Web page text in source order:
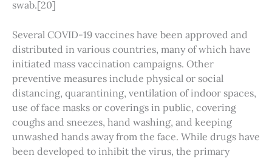
swab.[20]
Several COVID-19 vaccines have been approved and
distributed in various countries, many of which have
initiated mass vaccination campaigns. Other
preventive measures include physical or social
distancing, quarantining, ventilation of indoor spaces,
use of face masks or coverings in public, covering
coughs and sneezes, hand washing, and keeping
unwashed hands away from the face. While drugs have
been developed to inhibit the virus, the primary